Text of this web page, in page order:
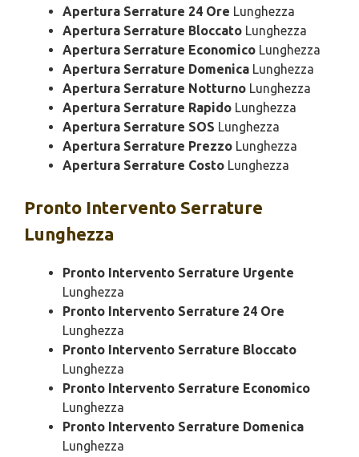
Apertura Serrature 24 Ore Lunghezza
Apertura Serrature Bloccato Lunghezza
Apertura Serrature Economico Lunghezza
Apertura Serrature Domenica Lunghezza
Apertura Serrature Notturno Lunghezza
Apertura Serrature Rapido Lunghezza
Apertura Serrature SOS Lunghezza
Apertura Serrature Prezzo Lunghezza
Apertura Serrature Costo Lunghezza
Pronto Intervento Serrature
Lunghezza
Pronto Intervento Serrature Urgente
Lunghezza
Pronto Intervento Serrature 24 Ore
Lunghezza
Pronto Intervento Serrature Bloccato
Lunghezza
Pronto Intervento Serrature Economico
Lunghezza
Pronto Intervento Serrature Domenica
Lunghezza